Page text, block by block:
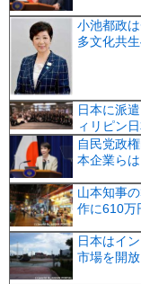
小池都政
多文化共
日本に派
ィリピン
自民党政
本企業ら
山本知事
作に610万
日本はイ
市場を開